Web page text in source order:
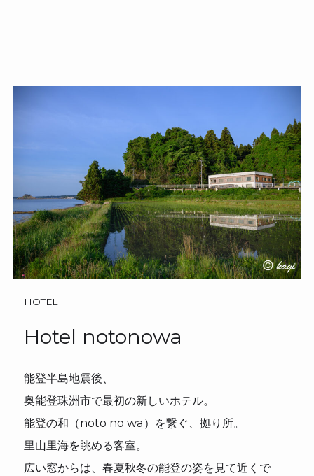
HOTEL
Hotel notonowa
能登半島地震後、
奥能登珠洲市で最初の新しいホテル。
能登の和（noto no wa）を繋ぐ、拠り所。
里山里海を眺める客室。
広い窓からは、春夏秋冬の能登の姿を見て近くで